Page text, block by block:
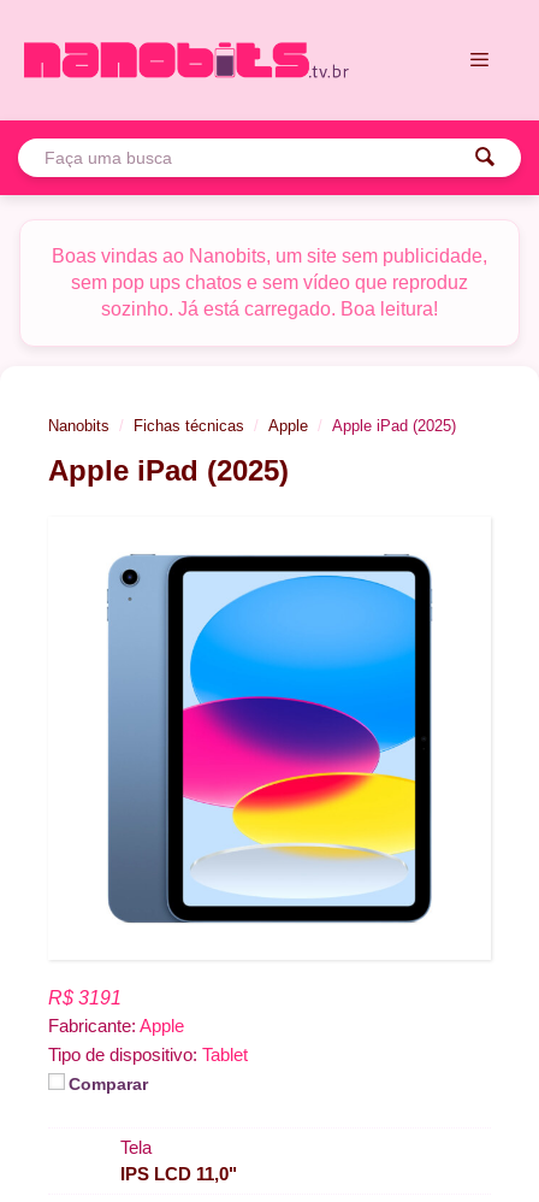
para
Boas vindas ao Nanobits, um site sem publicidade,
sem pop ups chatos e sem vídeo que reproduz
sozinho. Já está carregado. Boa leitura!
Nanobits Fichas técnicas Apple Apple iPad (2025)
Apple iPad (2025)
R$ 3191
Fabricante: Apple
Tipo de dispositivo: Tablet
Comparar
Tela
IPS LCD 11,0"